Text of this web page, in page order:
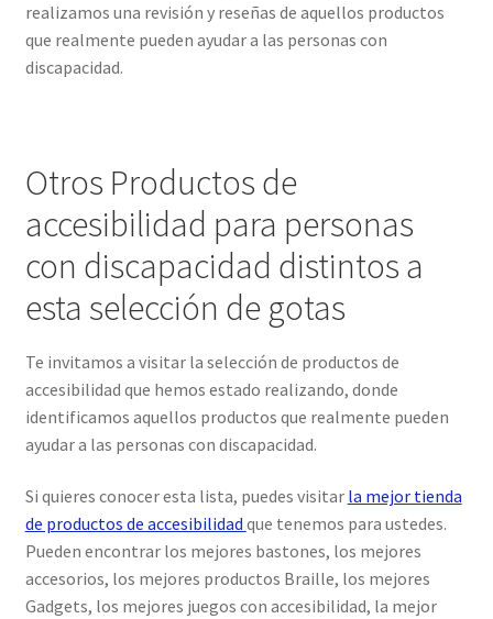
realizamos una revisión y reseñas de aquellos productos
que realmente pueden ayudar a las personas con
discapacidad.
Otros Productos de
accesibilidad para personas
con discapacidad distintos a
esta selección de gotas
Te invitamos a visitar la selección de productos de
accesibilidad que hemos estado realizando, donde
identificamos aquellos productos que realmente pueden
ayudar a las personas con discapacidad.
Si quieres conocer esta lista, puedes visitar la mejor tienda
de productos de accesibilidad que tenemos para ustedes.
Pueden encontrar los mejores bastones, los mejores
accesorios, los mejores productos Braille, los mejores
Gadgets, los mejores juegos con accesibilidad, la mejor